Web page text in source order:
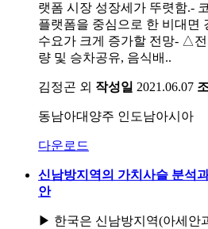
랫폼 시장 성장세가 뚜렷함.-
플랫폼을 중심으로 한 비대면
수요가 크게 증가할 전망- △
량 및 승차공유, 음식배..
김정곤 외 작성일 2021.06.07
동남아대양주 인도남아시아
다운로드
신남방지역의 가치사슬 분석
안
▶ 한국은 신남방지역(아세안